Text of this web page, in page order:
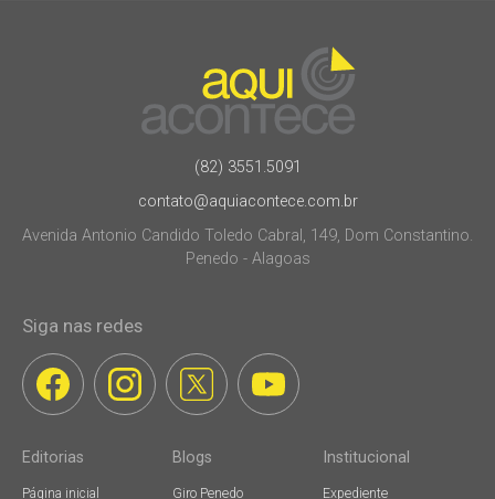
(82) 3551.5091
contato@aquiacontece.com.br
Avenida Antonio Candido Toledo Cabral, 149, Dom Constantino.
Penedo - Alagoas
Siga nas redes
Editorias
Página inicial
Blogs
Giro Penedo
Institucional
Expediente